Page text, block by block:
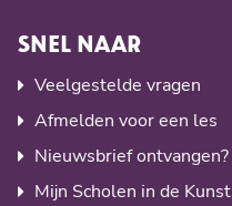
SNEL NAAR
Veelgestelde vragen
Afmelden voor een les
Nieuwsbrief ontvangen?
Mijn Scholen in de Kunst